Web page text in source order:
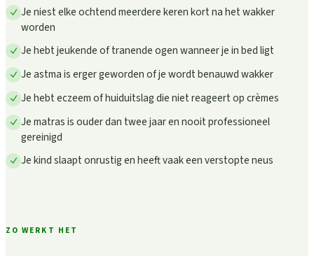
Je niest elke ochtend meerdere keren kort na het wakker
worden
Je hebt jeukende of tranende ogen wanneer je in bed ligt
Je astma is erger geworden of je wordt benauwd wakker
Je hebt eczeem of huiduitslag die niet reageert op crèmes
Je matras is ouder dan twee jaar en nooit professioneel
gereinigd
Je kind slaapt onrustig en heeft vaak een verstopte neus
ZO WERKT HET